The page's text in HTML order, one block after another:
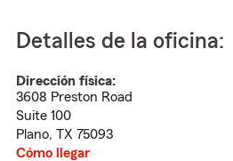
Detalles de la oficina:
Dirección física:
3608 Preston Road
Suite 100
Plano, TX 75093
Cómo llegar